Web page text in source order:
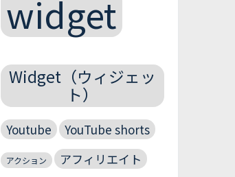
widget
Widget（ウィジェッ
ト）
Youtube YouTube shorts
アクション アフィリエイト